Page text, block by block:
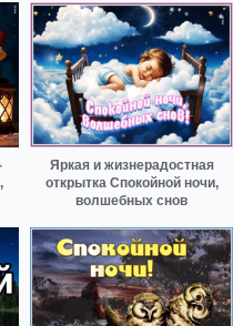
Яркая и жизнерадостная
открытка Спокойной ночи,
волшебных снов